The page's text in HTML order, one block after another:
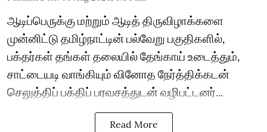
ஆடிப்பெருக்கு மற்றும் ஆடித் திருவிழாக்களை
முன்னிட்டு தமிழ்நாட்டின் பல்வேறு பகுதிகளில்,
பக்தர்கள் தங்கள் தலையில் தேங்காய் உடைத்தும்,
சாட்டையடி வாங்கியும் வினோத நேர்த்திக்கடன்
செலுத்திப் பக்திப் பரவசத்துடன் வழிபட்டனர்...
Read More